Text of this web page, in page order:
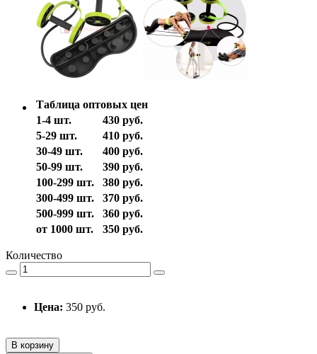
Таблица оптовых цен
1-4 шт.
430 руб.
5-29 шт.
410 руб.
30-49 шт.
400 руб.
50-99 шт.
390 руб.
100-299 шт.
380 руб.
300-499 шт.
370 руб.
500-999 шт.
360 руб.
от 1000 шт.
350 руб.
Количество
Цена: 350 руб.
В корзину